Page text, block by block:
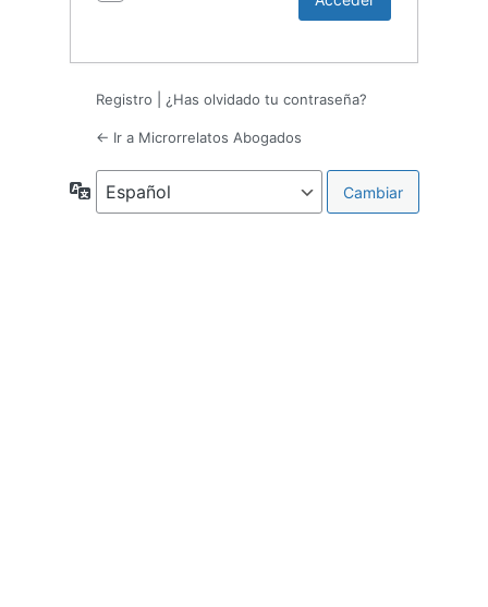
Registro ¿Has olvidado tu contraseña?
← Ir a Microrrelatos Abogados
Idioma